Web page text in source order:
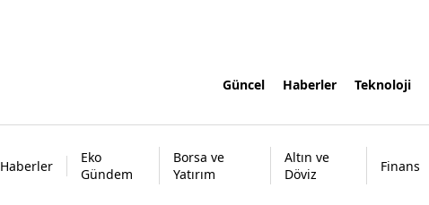
Güncel Haberler Teknoloji
Haberler
Eko
Gündem
Borsa ve
Yatırım
Altın ve
Döviz
Finans